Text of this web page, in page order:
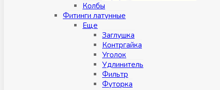
Колбы
Фитинги латунные
Eщe
Заглушка
Контргайка
Уголок
Удлинитель
Фильтр
Футорка